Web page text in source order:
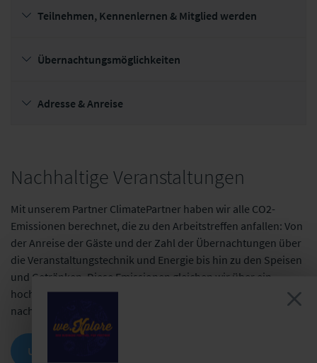
Teilnehmen, Kennenlernen & Mitglied werden
Übernachtungsmöglichkeiten
Adresse & Anreise
Nachhaltige Veranstaltungen
Mit unserem Partner ClimatePartner haben wir alle CO2-
Emissionen berechnet, die zu den Arbeitstreffen anfallen: Von
der Anreise der Gäste und der Zahl der Übernachtungen über
die Veranstaltungstechnik und Energie bis hin zu den Speisen
und Getränken. Diese Emissionen gleichen wir über ein
hochwertiges, international anerkanntes Klimaschutzprojekt
nach dem Goldstandard aus.
UNSERE NACHHALTIGKEITSMASSNAHMEN